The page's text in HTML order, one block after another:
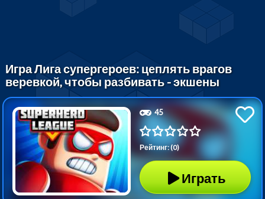
Игра Лига супергероев: цеплять врагов
веревкой, чтобы разбивать - экшены
45
Рейтинг: (0)
Играть